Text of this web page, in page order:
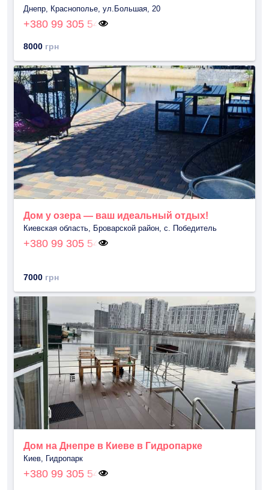
Днепр, Краснополье, ул.Большая, 20
+380 99 305 54
8000 грн
Дом у озера — ваш идеальный отдых!
Киевская область, Броварской район, с. Победитель
+380 99 305 54
7000 грн
Дом на Днепре в Киеве в Гидропарке
Киев, Гидропарк
+380 99 305 54